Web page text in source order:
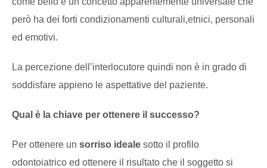
però ha dei forti condizionamenti culturali,etnici, personali
ed emotivi.
La percezione dell’interlocutore quindi non è in grado di
soddisfare appieno le aspettative del paziente.
Qual è la chiave per ottenere il successo?
Per ottenere un sorriso ideale sotto il profilo
odontoiatrico ed ottenere il risultato che il soggetto si